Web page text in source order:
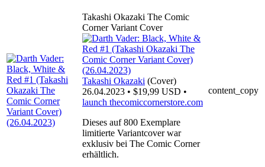
Takashi Okazaki The Comic
Corner Variant Cover
Takashi Okazaki (Cover)
26.04.2023 • $19,99 USD •
launch thecomiccornerstore.com
Dieses auf 800 Exemplare
limitierte Variantcover war
exklusiv bei The Comic Corner
erhältlich.
content_copy